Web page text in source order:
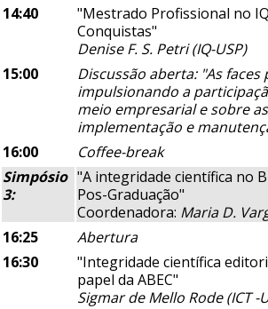
14:40
"Mestrado Profissional no
Conquistas"
Denise F. S. Petri (IQ-USP)
15:00
Discussão aberta: "As faces
impulsionando a
meio empresarial e sobre
implementação e
16:00
Coffee-break
Simpósio
3:
"A integridade científica no
Pos-Graduação"
Coordenadora: Maria D.
16:25
Abertura
16:30
"Integridade científica
papel da ABEC"
Sigmar de Mello Rode (ICT -